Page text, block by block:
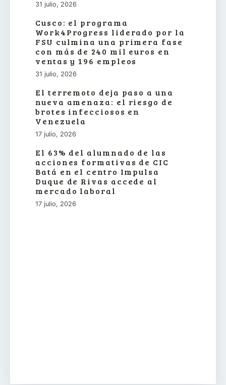
31 julio, 2026
Cusco: el programa
Work4Progress liderado por la
FSU culmina una primera fase
con más de 240 mil euros en
ventas y 196 empleos
31 julio, 2026
El terremoto deja paso a una
nueva amenaza: el riesgo de
brotes infecciosos en
Venezuela
17 julio, 2026
El 63% del alumnado de las
acciones formativas de CIC
Batá en el centro Impulsa
Duque de Rivas accede al
mercado laboral
17 julio, 2026